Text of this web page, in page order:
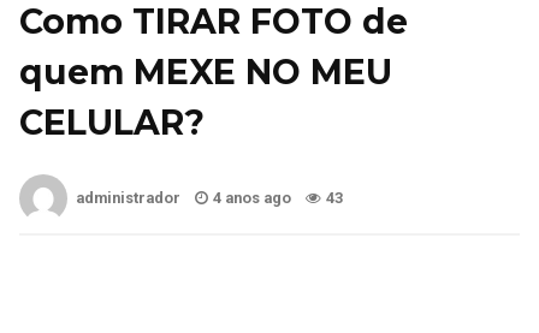
Como TIRAR FOTO de
quem MEXE NO MEU
CELULAR?
administrador 4 anos ago 43